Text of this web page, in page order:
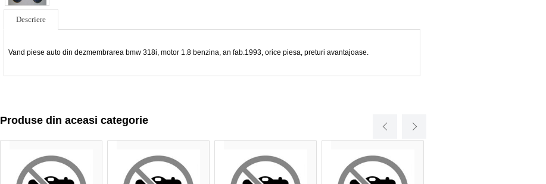
Descriere
Vand piese auto din dezmembrarea bmw 318i, motor 1.8 benzina, an fab.1993, orice piesa, preturi avantajoase.
Produse din aceasi categorie